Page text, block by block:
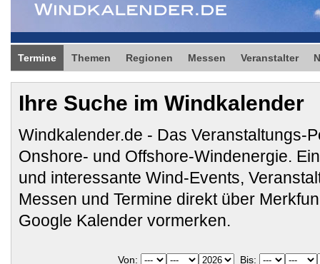
Termine Themen Regionen Messen Veranstalter
Ihre Suche im Windkalender
Windkalender.de - Das Veranstaltungs-
Onshore- und Offshore-Windenergie.
und interessante Wind-Events,
Messen und Termine direkt über
Google Kalender vormerken.
Von: Bis: